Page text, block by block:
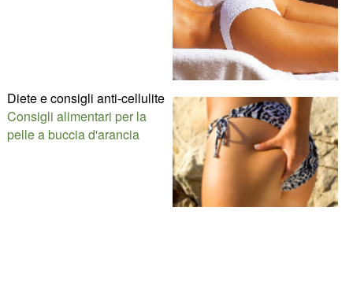
Diete e consigli anti-cellulite
Consigli alimentari per la
pelle a buccia d'arancia